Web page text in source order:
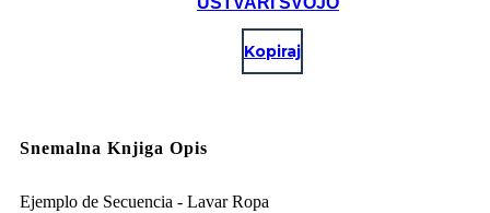
Kopiraj
Snemalna Knjiga Opis
Ejemplo de Secuencia - Lavar Ropa